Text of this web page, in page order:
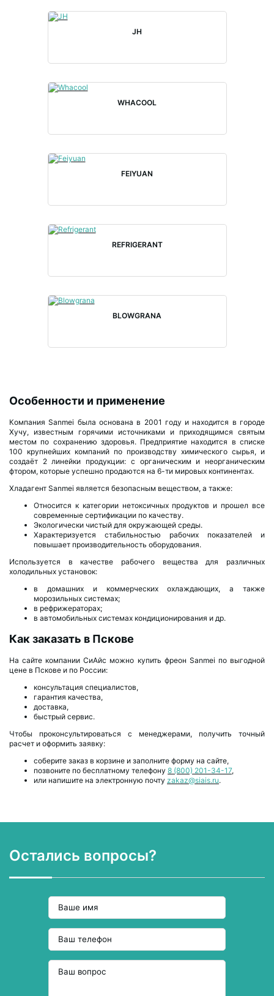
JH
WHACOOL
FEIYUAN
REFRIGERANT
BLOWGRANA
Особенности и применение
Компания Sanmei была основана в 2001 году и находится в городе
Хучу, известным горячими источниками и приходящимся святым
местом по сохранению здоровья. Предприятие находится в списке
100 крупнейших компаний по производству химического сырья, и
создаёт 2 линейки продукции: с органическим и неорганическим
фтором, которые успешно продаются на 6-ти мировых континентах.
Хладагент Sanmei является безопасным веществом, а также:
Относится к категории нетоксичных продуктов и прошел все
современные сертификации по качеству.
Экологически чистый для окружающей среды.
Характеризуется стабильностью рабочих показателей и
повышает производительность оборудования.
Используется в качестве рабочего вещества для различных
холодильных установок:
в домашних и коммерческих охлаждающих, а также
морозильных системах;
в рефрижераторах;
в автомобильных системах кондиционирования и др.
Как заказать в Пскове
На сайте компании СиАйс можно купить фреон Sanmei по выгодной
цене в Пскове и по России:
консультация специалистов,
гарантия качества,
доставка,
быстрый сервис.
Чтобы проконсультироваться с менеджерами, получить точный
расчет и оформить заявку:
соберите заказ в корзине и заполните форму на сайте,
позвоните по бесплатному телефону 8 (800) 201-34-17,
или напишите на электронную почту zakaz@siais.ru.
Остались вопросы?